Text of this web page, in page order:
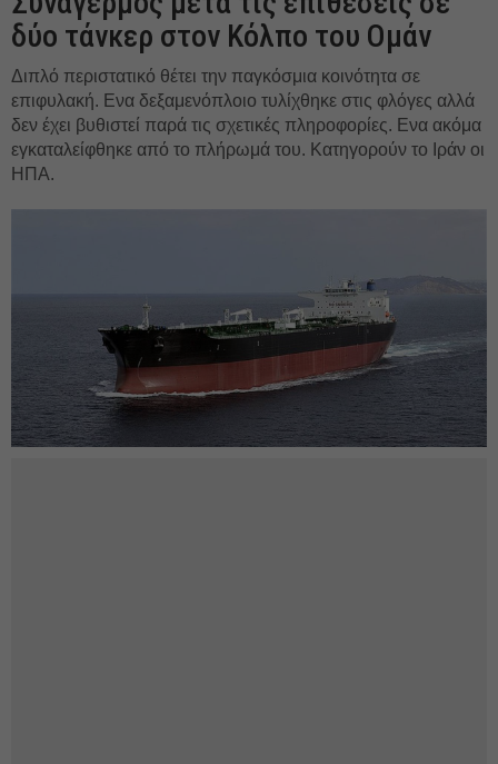
δύο τάνκερ στον Κόλπο του Ομάν
Διπλό περιστατικό θέτει την παγκόσμια κοινότητα σε
επιφυλακή. Ενα δεξαμενόπλοιο τυλίχθηκε στις φλόγες αλλά
δεν έχει βυθιστεί παρά τις σχετικές πληροφορίες. Ενα ακόμα
εγκαταλείφθηκε από το πλήρωμά του. Κατηγορούν το Ιράν οι
ΗΠΑ.